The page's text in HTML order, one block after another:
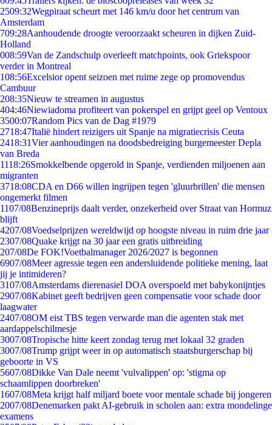
2509:32Wegpiraat scheurt met 146 km/u door het centrum van
Amsterdam
709:28Aanhoudende droogte veroorzaakt scheuren in dijken Zuid-
Holland
008:59Van de Zandschulp overleeft matchpoints, ook Griekspoor
verder in Montreal
108:56Excelsior opent seizoen met ruime zege op promovendus
Cambuur
208:35Nieuw te streamen in augustus
404:46Niewiadoma profiteert van pokerspel en grijpt geel op Ventoux
3500:07Random Pics van de Dag #1979
2718:47Italië hindert reizigers uit Spanje na migratiecrisis Ceuta
2418:31Vier aanhoudingen na doodsbedreiging burgemeester Depla
van Breda
1118:26Smokkelbende opgerold in Spanje, verdienden miljoenen aan
migranten
3718:08CDA en D66 willen ingrijpen tegen 'gluurbrillen' die mensen
ongemerkt filmen
1107/08Benzineprijs daalt verder, onzekerheid over Straat van Hormuz
blijft
4207/08Voedselprijzen wereldwijd op hoogste niveau in ruim drie jaar
2307/08Quake krijgt na 30 jaar een gratis uitbreiding
207/08De FOK!Voetbalmanager 2026/2027 is begonnen
6907/08Meer agressie tegen een andersluidende politieke mening, laat
jij je intimideren?
3107/08Amsterdams dierenasiel DOA overspoeld met babykonijntjes
2907/08Kabinet geeft bedrijven geen compensatie voor schade door
laagwater
2407/08OM eist TBS tegen verwarde man die agenten stak met
aardappelschilmesje
3007/08Tropische hitte keert zondag terug met lokaal 32 graden
3007/08Trump grijpt weer in op automatisch staatsburgerschap bij
geboorte in VS
5607/08Dikke Van Dale neemt 'vulvalippen' op: 'stigma op
schaamlippen doorbreken'
1607/08Meta krijgt half miljard boete voor mentale schade bij jongeren
2007/08Denemarken pakt AI-gebruik in scholen aan: extra mondelinge
examens